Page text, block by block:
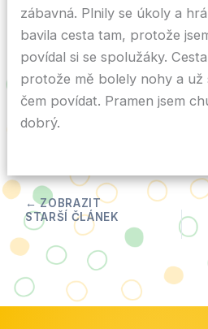
zábavná. Plnily se úkoly a
bavila cesta tam, protože
povídal si se spolužáky.
protože mě bolely nohy a už
čem povídat. Pramen jsem
dobrý.